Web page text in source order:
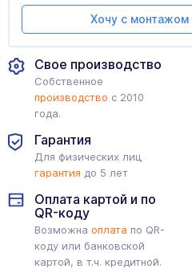
Свое производство
Собственное
производство с 2010
года.
Гарантия
Для физических лиц
гарантия до 5 лет
Оплата картой и по
QR-коду
Возможна оплата по QR-
коду или банковской
картой, в т.ч. кредитной.
Хочу с монтажом